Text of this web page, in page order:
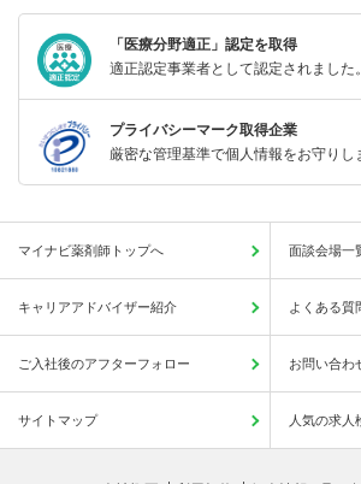
「医療分野適正」認定を取得
適正認定事業者として認定されました。
プライバシーマーク取得企業
厳密な管理基準で個人情報をお守りし
マイナビ薬剤師トップへ 面談会場一
キャリアアドバイザー紹介 よくある質
ご入社後のアフターフォロー お問い合わ
サイトマップ 人気の求人